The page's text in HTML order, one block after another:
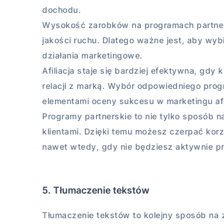
dochodu.
Wysokość zarobków na programach
jakości ruchu. Dlatego ważne jest, aby
działania marketingowe.
Afiliacja staje się bardziej efektywna, gdy
relacji z marką. Wybór odpowiedniego
elementami oceny sukcesu w marketingu
Programy partnerskie to nie tylko sposób
klientami. Dzięki temu możesz czerpać
nawet wtedy, gdy nie będziesz aktywnie
5. Tłumaczenie tekstów
Tłumaczenie tekstów to kolejny sposób